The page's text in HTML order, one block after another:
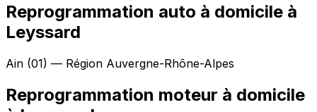
Reprogrammation auto à domicile à
Leyssard
Ain (01) — Région Auvergne-Rhône-Alpes
Reprogrammation moteur à domicile